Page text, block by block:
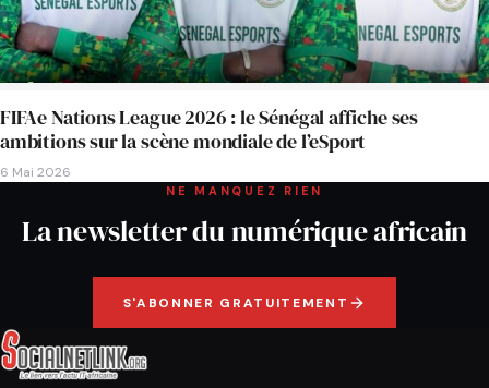
FIFAe Nations League 2026 : le Sénégal affiche ses
ambitions sur la scène mondiale de l’eSport
6 Mai 2026
NE MANQUEZ RIEN
La newsletter du numérique africain
S'ABONNER GRATUITEMENT